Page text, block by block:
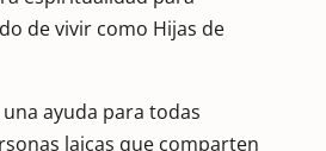
de vivir como Hijas de
una ayuda para todas
laicas que comparten